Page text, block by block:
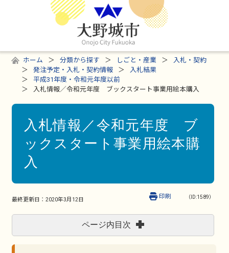
ホーム 分類から探す しごと・産業
入札・契約
発注予定・入札・契約情報
入札結果
平成31年度・令和元年度以前
入札情報／令和元年度 ブックスタート事業用絵本購入
入札情報／令和元年度 ブ
ックスタート事業用絵本購
入
最終更新日： 2020年3月12日 （ID:1589）
印刷
ページ内目次